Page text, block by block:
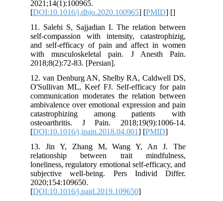
[DOI:10.1016/j.dhjo.2020.100965
11. Salehi S, Sajjadian I. The relation
self-compassion with intensity,
and self-efficacy of pain and affect
with musculoskeletal pain. J
2018;8(2):72-83. [Persian].
12. van Denburg AN, Shelby RA,
O'Sullivan ML, Keef FJ. Self-
communication moderates the relation
ambivalence over emotional expression
catastrophizing among
osteoarthritis. J Pain.
[DOI:10.1016/j.jpain.2018.04.001
13. Jin Y, Zhang M, Wang Y,
relationship between trait
loneliness, regulatory emotional self-
subjective well-being. Pers
[DOI:10.1016/j.paid.2019.109650